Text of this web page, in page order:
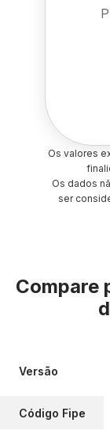
Os valores
Os dados
ser
Compare
Versão
Código Fipe